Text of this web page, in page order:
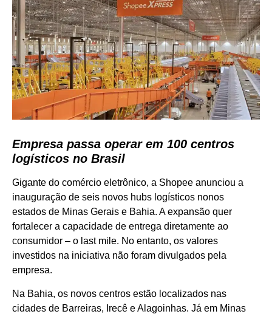
Empresa passa operar em 100 centros
logísticos no Brasil
Gigante do comércio eletrônico, a Shopee anunciou a
inauguração de seis novos hubs logísticos nonos
estados de Minas Gerais e Bahia. A expansão quer
fortalecer a capacidade de entrega diretamente ao
consumidor – o last mile. No entanto, os valores
investidos na iniciativa não foram divulgados pela
empresa.
Na Bahia, os novos centros estão localizados nas
cidades de Barreiras, Irecê e Alagoinhas. Já em Minas